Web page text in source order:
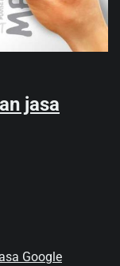
jasa
Google